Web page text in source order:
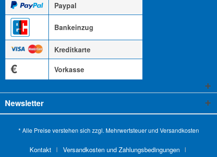
Paypal
Bankeinzug
Kreditkarte
€ Vorkasse
Newsletter
* Alle Preise verstehen sich zzgl. Mehrwertsteuer und Versandkosten
Kontakt Versandkosten und Zahlungsbedingungen